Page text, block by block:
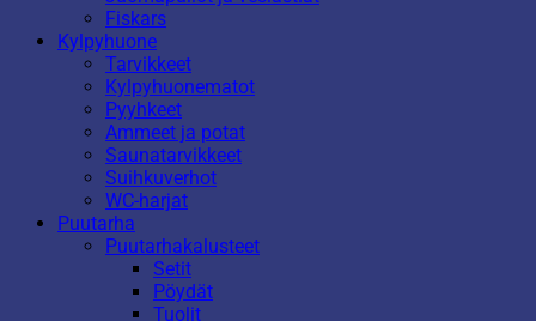
Fiskars
Kylpyhuone
Tarvikkeet
Kylpyhuonematot
Pyyhkeet
Ammeet ja potat
Saunatarvikkeet
Suihkuverhot
WC-harjat
Puutarha
Puutarhakalusteet
Setit
Pöydät
Tuolit